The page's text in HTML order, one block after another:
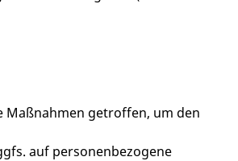
Maßnahmen getroffen, um den
auf personenbezogene